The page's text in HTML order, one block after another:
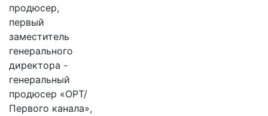
продюсер,
первый
заместитель
генерального
директора -
генеральный
продюсер «ОРТ/
Первого канала»,